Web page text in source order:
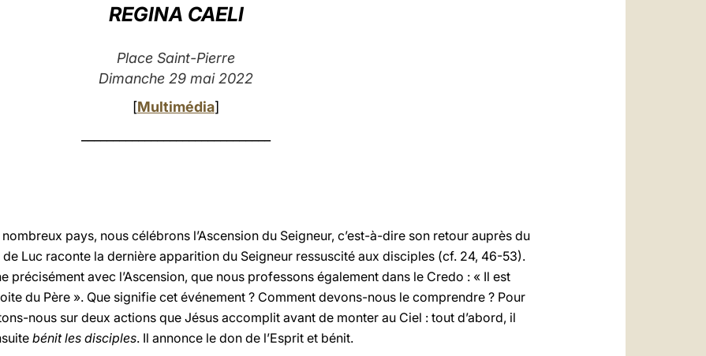
REGINA CAELI
Place Saint-Pierre
Dimanche 29 mai 2022
[Multimédia]
pays, nous célébrons l’Ascension du Seigneur, c’est-à-dire son retour auprès du
de Luc raconte la dernière apparition du Seigneur ressuscité aux disciples (cf. 24, 46-53).
précisément avec l’Ascension, que nous professons également dans le Credo : « Il est
du Père ». Que signifie cet événement ? Comment devons-nous le comprendre ? Pour
nous sur deux actions que Jésus accomplit avant de monter au Ciel : tout d’abord, il
bénit les disciples. Il annonce le don de l’Esprit et bénit.